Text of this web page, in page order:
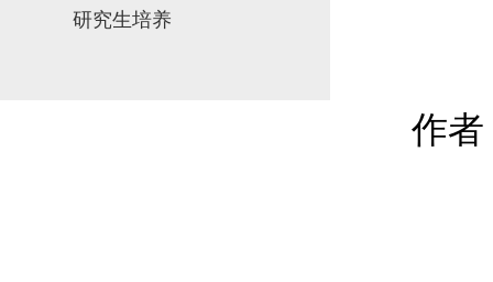
研究生培养
作者